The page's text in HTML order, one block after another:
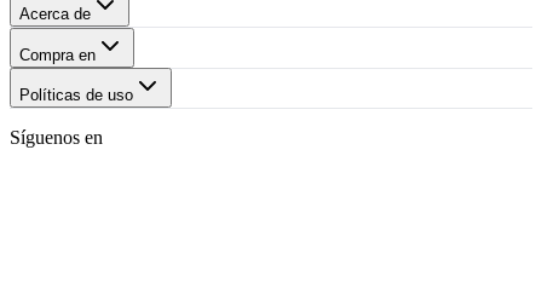
Acerca de
Compra en
Políticas de uso
Síguenos en